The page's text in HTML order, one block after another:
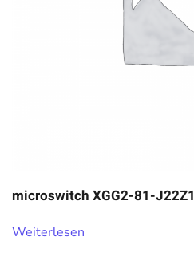
microswitch XGG2-81-J22Z1
Weiterlesen